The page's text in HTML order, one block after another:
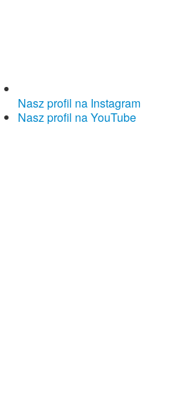
Nasz profil na Instagram
Nasz profil na YouTube